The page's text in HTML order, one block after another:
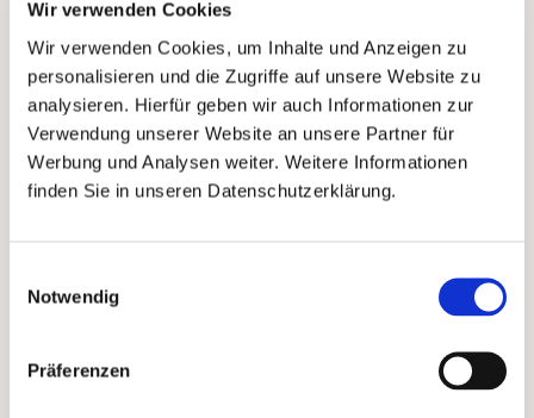
Wir verwenden Cookies
Wir verwenden Cookies, um Inhalte und Anzeigen zu
personalisieren und die Zugriffe auf unsere Website zu
analysieren. Hierfür geben wir auch Informationen zur
Verwendung unserer Website an unsere Partner für
Werbung und Analysen weiter. Weitere Informationen
finden Sie in unseren Datenschutzerklärung.
Notwendig
Präferenzen
deines Shops auf die Vorderseite
mitaufzunehmen. Dies hilft deinen Kunden den
Medienbruch zu überwinden und mit einem
Blick auf die Vorderseite aktiv zu werden.
Rückseite